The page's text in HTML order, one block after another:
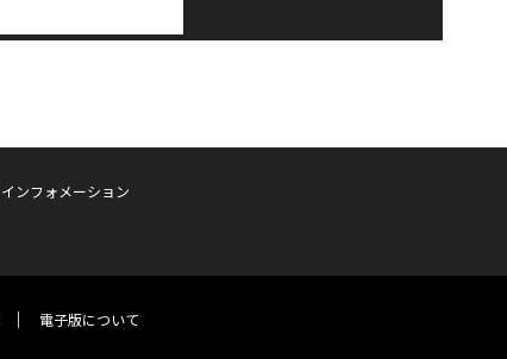
インフォメーション
電子版について